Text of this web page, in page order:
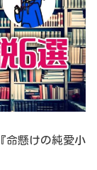
命懸けの純愛小